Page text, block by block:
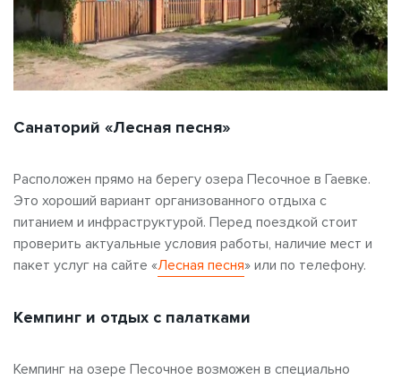
Санаторий «Лесная песня»
Расположен прямо на берегу озера Песочное в Гаевке.
Это хороший вариант организованного отдыха с
питанием и инфраструктурой. Перед поездкой стоит
проверить актуальные условия работы, наличие мест и
пакет услуг на сайте «Лесная песня» или по телефону.
Кемпинг и отдых с палатками
Кемпинг на озере Песочное возможен в специально